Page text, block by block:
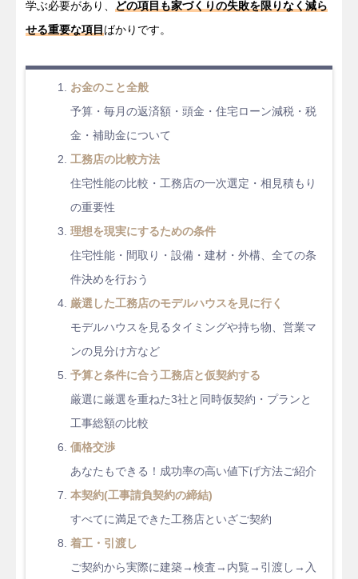
学ぶ必要があり、
どの項目も家づくりの失敗を限りなく減ら
せる重要な項目ばかりです。
お金のこと全般
予算・毎月の返済額・頭金・住宅ローン減税・税
金・補助金について
工務店の比較方法
住宅性能の比較・工務店の一次選定・相見積もり
の重要性
理想を現実にするための条件
住宅性能・間取り・設備・建材・外構、全ての条
件決めを行おう
厳選した工務店のモデルハウスを見に行く
モデルハウスを見るタイミングや持ち物、営業マ
ンの見分け方など
予算と条件に合う工務店と仮契約する
厳選に厳選を重ねた3社と同時仮契約・プランと
工事総額の比較
価格交渉
あなたもできる！成功率の高い値下げ方法ご紹介
本契約(工事請負契約の締結)
すべてに満足できた工務店といざご契約
着工・引渡し
ご契約から実際に建築→検査→内覧→引渡し→入